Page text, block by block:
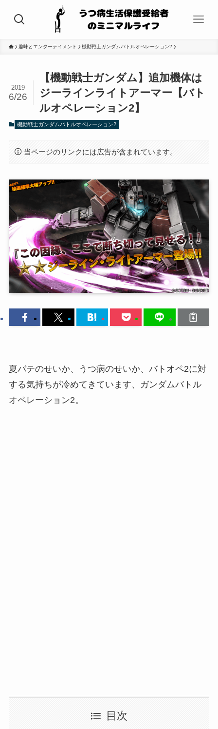
趣味とエンターテイメント 機動戦士ガンダムバトルオペレーション2
【機動戦士ガンダム】追加機体は
ジーラインライトアーマー【バト
ルオペレーション2】
2019
6/26
機動戦士ガンダムバトルオペレーション2
当ページのリンクには広告が含まれています。
夏バテのせいか、うつ病のせいか、バトオペ2に対
する気持ちが冷めてきています、ガンダムバトル
オペレーション2。
目次